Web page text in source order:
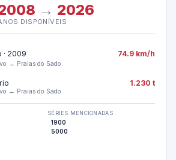
→ 2026
DISPONÍVEIS
· 2009 74.9 km/h
→ Praias do Sado
1.230 t
→ Praias do Sado
SÉRIES MENCIONADAS
1900
5000